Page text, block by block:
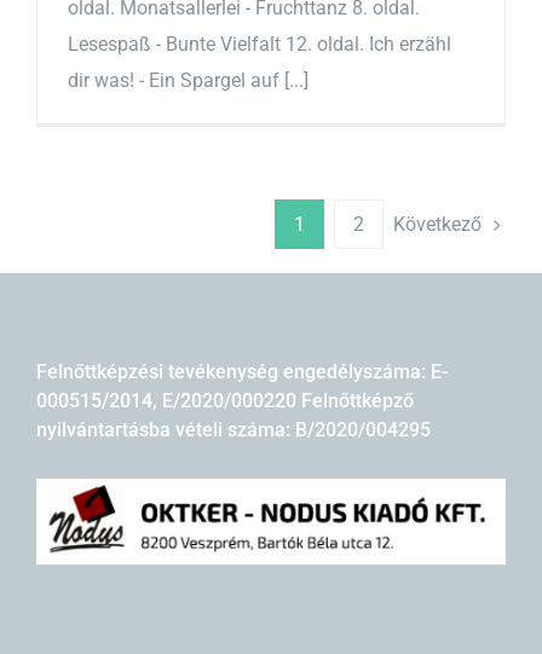
oldal. Monatsallerlei - Fruchttanz 8. oldal.
Lesespaß - Bunte Vielfalt 12. oldal. Ich erzähl
dir was! - Ein Spargel auf [...]
1 2 Következő
Felnőttképzési tevékenység engedélyszáma: E-
000515/2014, E/2020/000220 Felnőttképző
nyilvántartásba vételi száma: B/2020/004295